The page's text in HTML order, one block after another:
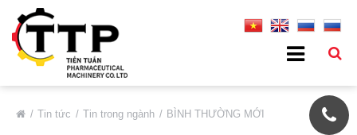
Tin tức Tin trong ngành BÌNH THƯỜNG MỚI
VỀ CHÚNG TÔI